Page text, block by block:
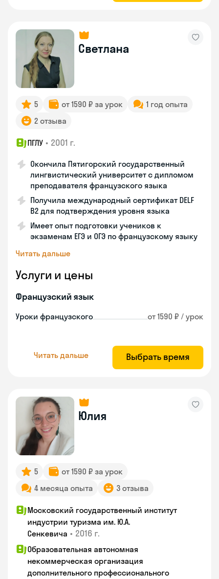
Светлана
5 от 1590 ₽ за урок
1 год опыта
2 отзыва
ПГЛУ • 2001 г.
Окончила Пятигорский государственный
лингвистический университет с дипломом
преподавателя французского языка
Получила международный сертификат DELF
B2 для подтверждения уровня языка
Имеет опыт подготовки учеников к
экзаменам ЕГЭ и ОГЭ по французскому языку
Читать дальше
Услуги и цены
Французский язык
Уроки французского от 1590 ₽ / урок
Читать дальше Выбрать время
Юлия
5
от 1590 ₽ за урок
4 месяца опыта
3 отзыва
Московский государственный институт
индустрии туризма им. Ю.А.
Сенкевича • 2016 г.
Образовательная автономная
некоммерческая организация
дополнительного профессионального